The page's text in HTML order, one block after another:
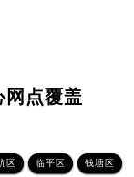
网点覆盖
区 临平区 钱塘区